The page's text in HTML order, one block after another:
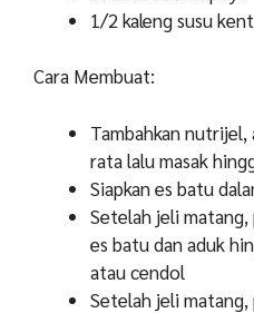
1/2 kaleng susu
Cara Membuat:
Tambahkan nutrijel,
rata lalu masak
Siapkan es batu
Setelah jeli matang,
es batu dan aduk
atau cendol
Setelah jeli matang,